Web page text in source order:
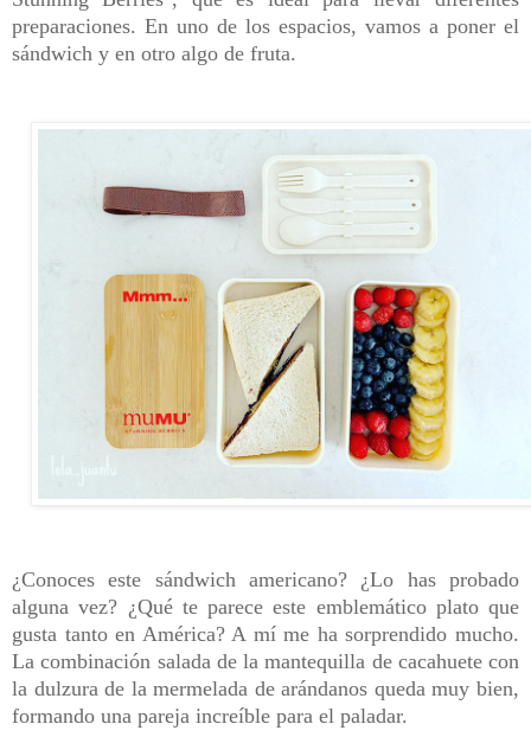
preparaciones. En uno de los espacios, vamos a poner el
sándwich y en otro algo de fruta.
¿Conoces este sándwich americano? ¿Lo has probado
alguna vez? ¿Qué te parece este emblemático plato que
gusta tanto en América? A mí me ha sorprendido mucho.
La combinación salada de la mantequilla de cacahuete con
la dulzura de la mermelada de arándanos queda muy bien,
formando una pareja increíble para el paladar.